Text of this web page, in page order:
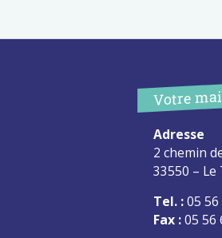
Votre
Adresse
2 chemin
33550 – Le
Tel. :05 56
Fax :05 56